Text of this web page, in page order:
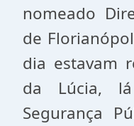
nomeado
de
dia estavam
da Lúcia,
Segurança